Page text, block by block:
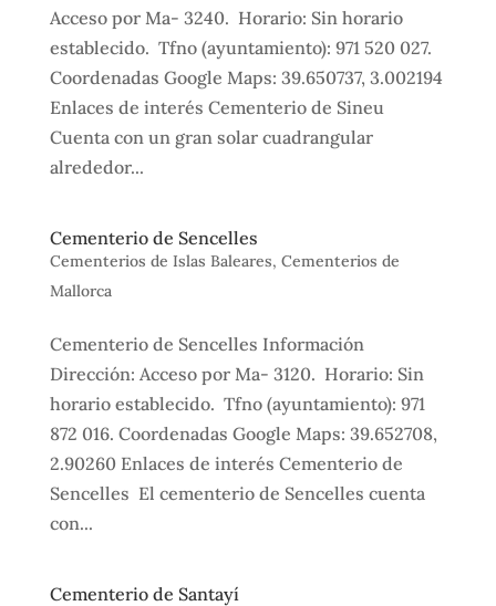
Acceso por Ma- 3240. Horario: Sin horario
establecido. Tfno (ayuntamiento): 971 520 027.
Coordenadas Google Maps: 39.650737, 3.002194
Enlaces de interés Cementerio de Sineu
Cuenta con un gran solar cuadrangular
alrededor...
Cementerio de Sencelles
Cementerios de Islas Baleares, Cementerios de
Mallorca
Cementerio de Sencelles Información
Dirección: Acceso por Ma- 3120. Horario: Sin
horario establecido. Tfno (ayuntamiento): 971
872 016. Coordenadas Google Maps: 39.652708,
2.90260 Enlaces de interés Cementerio de
Sencelles El cementerio de Sencelles cuenta
con...
Cementerio de Santayí